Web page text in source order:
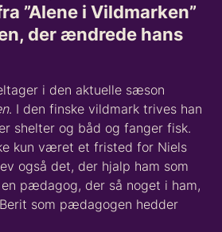
”Alene i Vildmarken”
der ændrede hans
i den aktuelle sæson
. I den finske vildmark trives han
shelter og båd og fanger fisk.
kun været et fristed for Niels
også det, der hjalp ham som
pædagog, der så noget i ham,
som pædagogen hedder